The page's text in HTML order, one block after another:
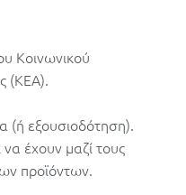
Κοινωνικού
(ΚΕΑ).
(ή εξουσιοδότηση).
να έχουν μαζί τους
προϊόντων.